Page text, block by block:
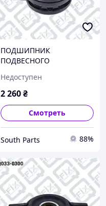
ПОДШИПНИК
ПОДВЕСНОГО
0300
Недоступен
2 260₴
Смотреть
South Parts 88%